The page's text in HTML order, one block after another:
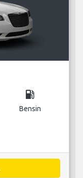
local_gas_station
Bensin